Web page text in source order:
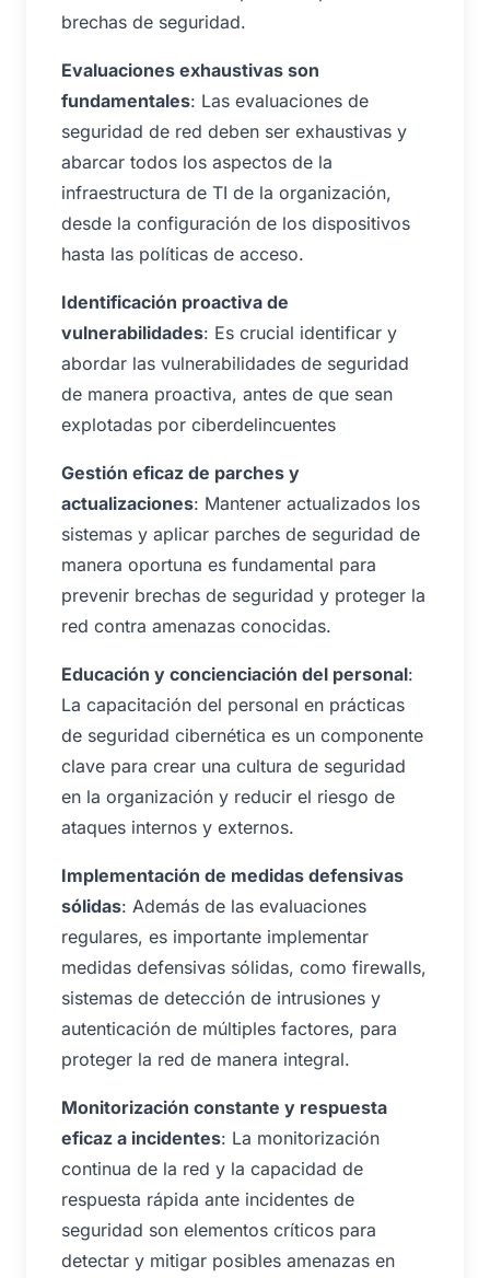
brechas de seguridad.
Evaluaciones exhaustivas son
fundamentales: Las evaluaciones de
seguridad de red deben ser exhaustivas y
abarcar todos los aspectos de la
infraestructura de TI de la organización,
desde la configuración de los dispositivos
hasta las políticas de acceso.
Identificación proactiva de
vulnerabilidades: Es crucial identificar y
abordar las vulnerabilidades de seguridad
de manera proactiva, antes de que sean
explotadas por ciberdelincuentes
Gestión eficaz de parches y
actualizaciones: Mantener actualizados los
sistemas y aplicar parches de seguridad de
manera oportuna es fundamental para
prevenir brechas de seguridad y proteger la
red contra amenazas conocidas.
Educación y concienciación del personal:
La capacitación del personal en prácticas
de seguridad cibernética es un componente
clave para crear una cultura de seguridad
en la organización y reducir el riesgo de
ataques internos y externos.
Implementación de medidas defensivas
sólidas: Además de las evaluaciones
regulares, es importante implementar
medidas defensivas sólidas, como firewalls,
sistemas de detección de intrusiones y
autenticación de múltiples factores, para
proteger la red de manera integral.
Monitorización constante y respuesta
eficaz a incidentes: La monitorización
continua de la red y la capacidad de
respuesta rápida ante incidentes de
seguridad son elementos críticos para
detectar y mitigar posibles amenazas en